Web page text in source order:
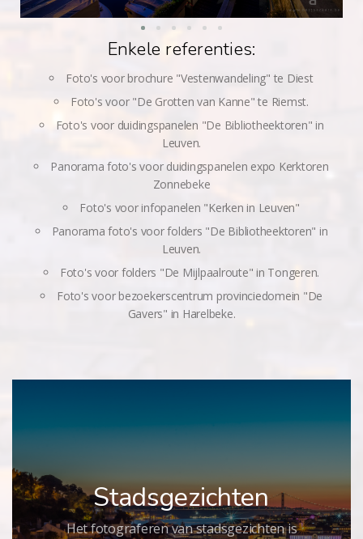
Enkele referenties:
Foto's voor brochure "Vestenwandeling" te Diest
Foto's voor "De Grotten van Kanne" te Riemst.
Foto's voor duidingspanelen "De Bibliotheektoren" in
Leuven.
Panorama foto's voor duidingspanelen expo Kerktoren
Zonnebeke
Foto's voor infopanelen "Kerken in Leuven"
Panorama foto's voor folders "De Bibliotheektoren" in
Leuven.
Foto's voor folders "De Mijlpaalroute" in Tongeren.
Foto's voor bezoekerscentrum provinciedomein "De
Gavers" in Harelbeke.
Stadsgezichten
Het fotograferen van stadsgezichten is